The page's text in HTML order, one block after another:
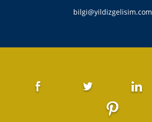
bilgi@yildizgelisim.com